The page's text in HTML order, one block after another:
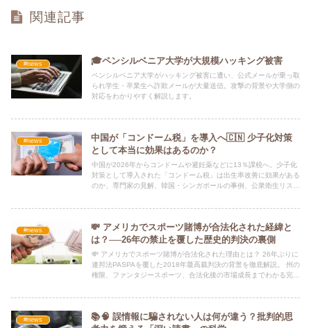
関連記事
#news 🎓ペンシルベニア大学が大規模ハッキング被害
ペンシルベニア大学がハッキング被害に遭い、公式メールが乗っ取
られ学生・卒業生へ詐欺メールが大量送信。攻撃の背景や大学側の
対応をわかりやすく解説します。
#news
中国が「コンドーム税」を導入へ🇨🇳 少子化対策
として本当に効果はあるのか？
中国が2026年からコンドームや避妊薬などに13％課税へ。少子化
対策として導入された「コンドーム税」は出生率改善に効果がある
のか、専門家の見解、韓国・シンガポールの事例、公衆衛生リスク
#news
💸 アメリカでスポーツ賭博が合法化された経緯と
は？──26年の禁止を覆した歴史的判決の裏側
💸 アメリカでスポーツ賭博が合法化された理由とは？ 26年ぶりに
連邦法PASPAを覆した2018年最高裁判決の背景を徹底解説。 州の
権限、ファンタジースポーツ、合法化後の市場成長までわかる完全
#news
📚🧠 誤情報に騙されない人は何が違う？批判的思